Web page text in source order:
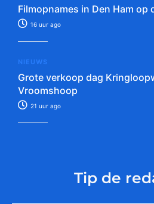
Filmopnames in Den Ham op
16 uur ago
NIEUWS
Grote verkoop dag
Vroomshoop
21 uur ago
Tip de